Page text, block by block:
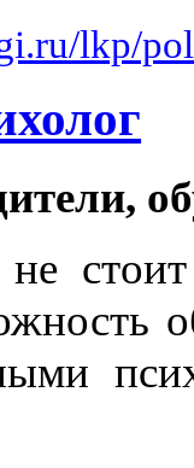
lkp/